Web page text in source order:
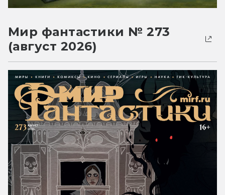
Мир фантастики № 273
(август 2026)